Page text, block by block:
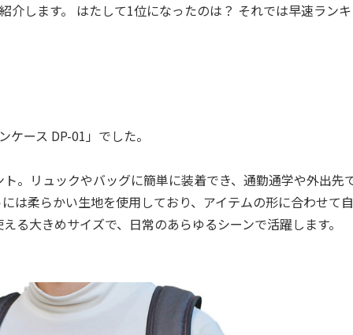
します。 はたして1位になったのは？ それでは早速ラン
ース DP-01」でした。
リュックやバッグに簡単に装着でき、通勤通学や外出先
は柔らかい生地を使用しており、アイテムの形に合わせて
る大きめサイズで、日常のあらゆるシーンで活躍します。